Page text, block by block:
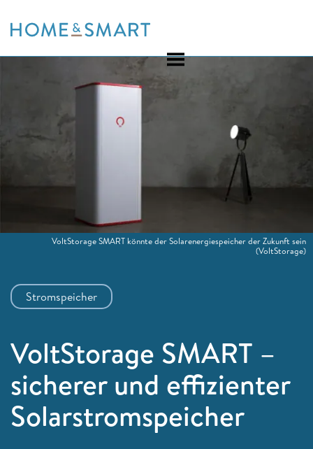
to
Stromspeicher
VoltStorage SMART –
sicherer und effizienter
Solarstromspeicher
VoltStorage SMART könnte der Solarenergiespeicher der Zukunft sein
(VoltStorage)